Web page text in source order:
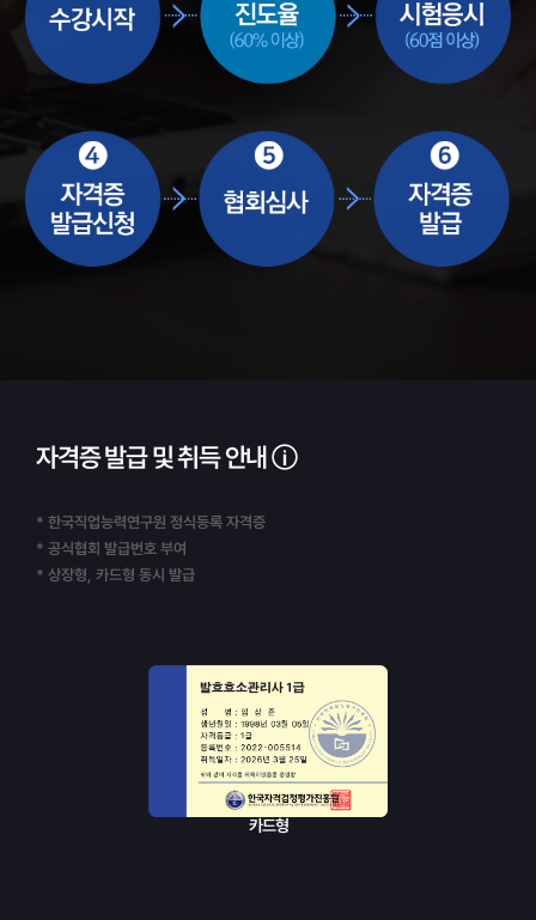
자격증 발급 및 취득 안내
* 한국직업능력연구원 정식등록 자격증
* 공식협회 발급번호 부여
* 상장형, 카드형 동시 발급
카드형